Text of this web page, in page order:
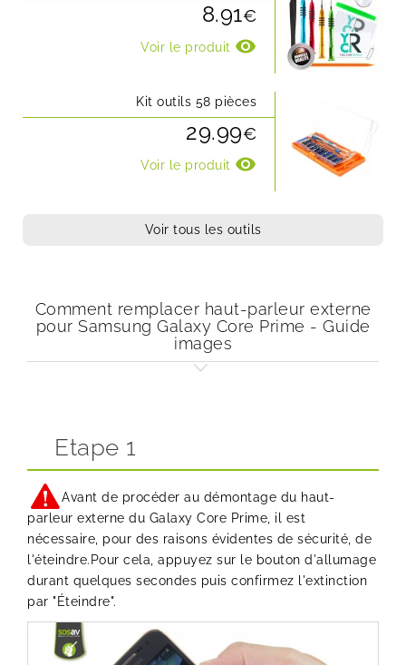
8.91€
Voir le produit visibility
Kit outils 58 pièces
29.99€
Voir le produit visibility
Voir tous les outils
Comment remplacer haut-parleur externe
pour Samsung Galaxy Core Prime - Guide
images
Etape 1
Avant de procéder au démontage du haut-
parleur externe du Galaxy Core Prime, il est
nécessaire, pour des raisons évidentes de sécurité, de
l'éteindre.Pour cela, appuyez sur le bouton d'allumage
durant quelques secondes puis confirmez l'extinction
par "Éteindre".